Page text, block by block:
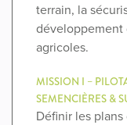
terrain, la
développement
agricoles.
MISSION I –
SEMENCIÈRES &
Définir les